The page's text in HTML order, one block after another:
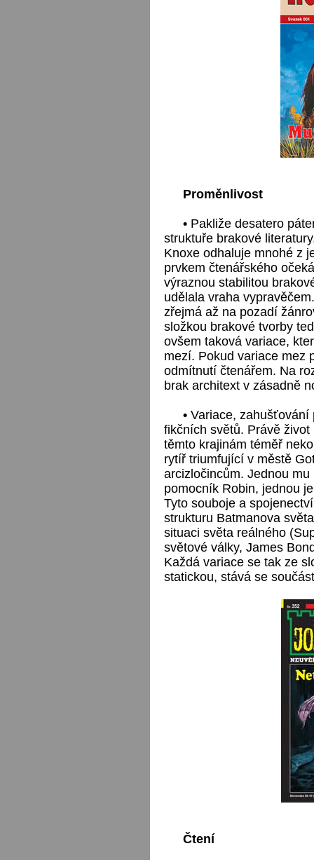
Proměnlivost
•Pakliže desatero
struktuře brakové
Knoxe odhaluje mnohé z
prvkem čtenářského
výraznou stabilitou
udělala vraha
zřejmá až na pozadí
složkou brakové tvorby
ovšem taková variace,
mezí. Pokud variace mez
odmítnutí čtenářem. Na
brak architext v zásadně
•Variace, zahušťování
fikčních světů. Právě
těmto krajinám téměř
rytíř triumfující v městě
arcizločincům. Jednou
pomocník Robin, jednou
Tyto souboje a
strukturu Batmanova
situaci světa reálného
světové války, James
Každá variace se tak ze
statickou, stává se
Čtení